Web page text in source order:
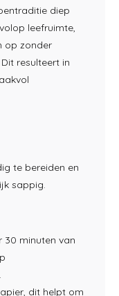
diep
leefruimte,
op zonder
resulteert in
te bereiden en
sappig.
30 minuten van
dit helpt om